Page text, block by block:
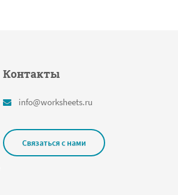
Контакты
info@worksheets.ru
Связаться с нами